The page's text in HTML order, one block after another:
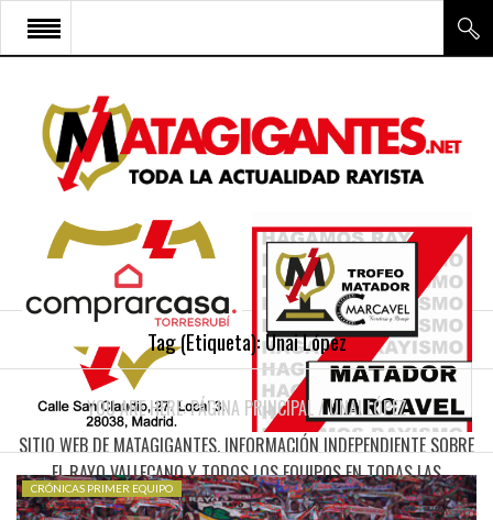
SITIO WEB DE MATAGIGANTES. INFORMACIÓN INDEPENDIENTE SOBRE
EL RAYO VALLECANO Y TODOS LOS EQUIPOS EN TODAS LAS
CATEGORÍAS.
INICIO
RAYO VALLECANO
CANTERA Y ESCUELA FRV
RAYO FÉMINAS
MULTIMEDIA
CONTACTO
Tag (Etiqueta):Unai López
YOU ARE HERE:PÁGINA PRINCIPAL /UNAI LÓPEZ
CRÓNICAS PRIMER EQUIPO